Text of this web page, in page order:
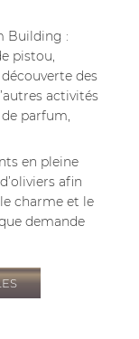
Building :
pistou,
des
activités
parfum,
en pleine
afin
charme et le
demande